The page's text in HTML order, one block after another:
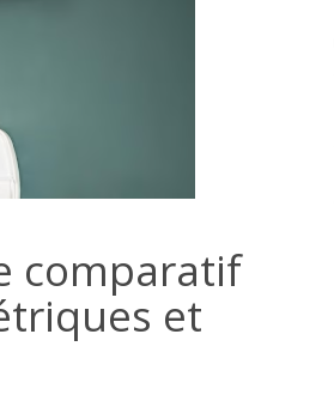
comparatif
et